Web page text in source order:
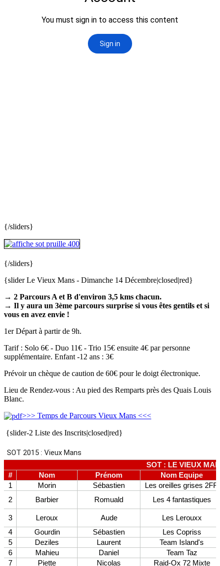
{/sliders}
{/sliders}
{slider Le Vieux Mans - Dimanche 14 Décembre|closed|red}
→ 2 Parcours A et B d'environ 3,5 kms chacun.
→ Il y aura un 3ème parcours surprise si vous êtes gentils et si
vous en avez envie !
1er Départ à partir de 9h.
Tarif : Solo 6€ - Duo 11€ - Trio 15€ ensuite 4€ par personne
supplémentaire. Enfant -12 ans : 3€
Prévoir un chèque de caution de 60€ pour le doigt électronique.
Lieu de Rendez-vous : Au pied des Remparts près des Quais Louis
Blanc.
>>> Temps de Parcours Vieux Mans <<<
{slider-2 Liste des Inscrits|closed|red}